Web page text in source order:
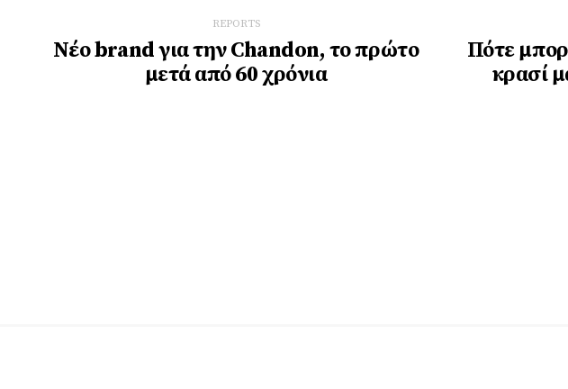
REPORTS
Νέο brand για την Chandon, το πρώτο
μετά από 60 χρόνια
Πότε
κρασί